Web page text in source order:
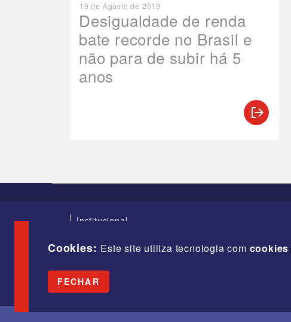
Cookies: Este site utiliza tecnologia com cookies
FECHAR
Desigualdade de renda
bate recorde no Brasil e
não para de subir há 5
anos
19 de Agosto de 2019
Institucional
Diretoria
Fale Conosco